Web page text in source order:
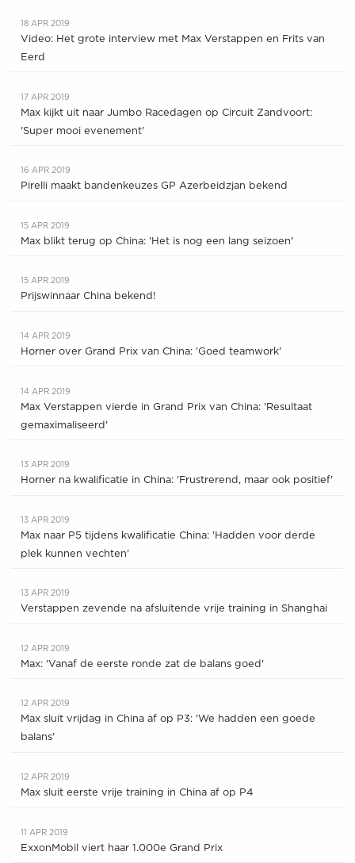
18 APR 2019
Video: Het grote interview met Max Verstappen en Frits van
Eerd
17 APR 2019
Max kijkt uit naar Jumbo Racedagen op Circuit Zandvoort:
'Super mooi evenement'
16 APR 2019
Pirelli maakt bandenkeuzes GP Azerbeidzjan bekend
15 APR 2019
Max blikt terug op China: 'Het is nog een lang seizoen'
15 APR 2019
Prijswinnaar China bekend!
14 APR 2019
Horner over Grand Prix van China: 'Goed teamwork'
14 APR 2019
Max Verstappen vierde in Grand Prix van China: 'Resultaat
gemaximaliseerd'
13 APR 2019
Horner na kwalificatie in China: 'Frustrerend, maar ook positief'
13 APR 2019
Max naar P5 tijdens kwalificatie China: 'Hadden voor derde
plek kunnen vechten'
13 APR 2019
Verstappen zevende na afsluitende vrije training in Shanghai
12 APR 2019
Max: 'Vanaf de eerste ronde zat de balans goed'
12 APR 2019
Max sluit vrijdag in China af op P3: 'We hadden een goede
balans'
12 APR 2019
Max sluit eerste vrije training in China af op P4
11 APR 2019
ExxonMobil viert haar 1.000e Grand Prix